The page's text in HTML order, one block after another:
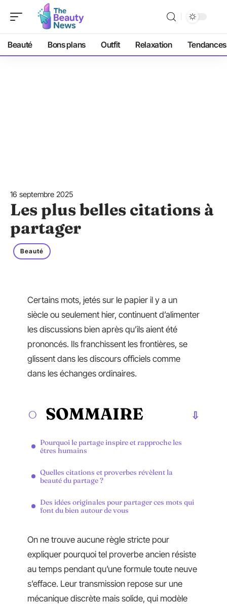
Beauté Bons plans Outfit Relaxation Tendances
16 septembre 2025
Les plus belles citations à
partager
Beauté
Certains mots, jetés sur le papier il y a un
siècle ou seulement hier, continuent d’alimenter
les discussions bien après qu’ils aient été
prononcés. Ils franchissent les frontières, se
glissent dans les discours officiels comme
dans les échanges ordinaires.
SOMMAIRE
Pourquoi le partage inspire et rapproche les
êtres humains
Quelles citations et proverbes révèlent la
beauté du partage ?
Des idées originales pour partager ces mots qui
font du bien autour de vous
On ne trouve aucune règle stricte pour
expliquer pourquoi tel proverbe ancien résiste
au temps pendant qu’une formule toute neuve
s’efface. Leur transmission repose sur une
mécanique discrète mais solide, qui modèle